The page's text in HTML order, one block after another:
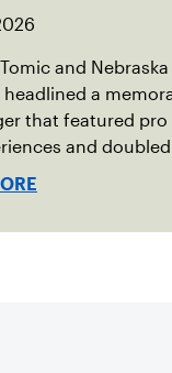
and
a
that featured
and